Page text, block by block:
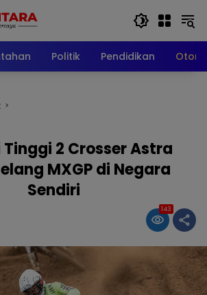
Politik Pendidikan
2 Crosser Astra
MXGP di Negara
Sendiri
143